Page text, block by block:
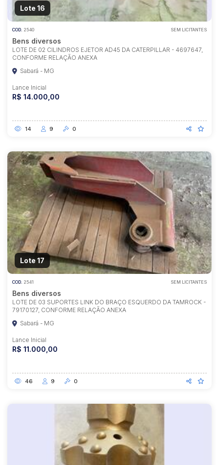
Lote 16
COD. 2540 SEM LICITANTES
Bens diversos
LOTE DE 02 CILINDROS EJETOR AD45 DA CATERPILLAR - 4697647,
CONFORME RELAÇÃO ANEXA
Sabará - MG
Lance Inicial
R$ 14.000,00
14 9 0
Lote 17
COD. 2541 SEM LICITANTES
Bens diversos
LOTE DE 03 SUPORTES LINK DO BRAÇO ESQUERDO DA TAMROCK -
79170127, CONFORME RELAÇÃO ANEXA
Sabará - MG
Lance Inicial
R$ 11.000,00
46 9 0